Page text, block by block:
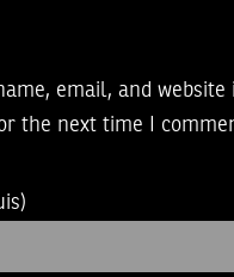
email, and website
the next time I